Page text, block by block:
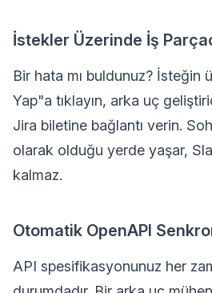
İstekler Üzerinde İş
Bir hata mı buldunuz? İsteğin
Yap"a tıklayın, arka uç
Jira biletine bağlantı verin.
olarak olduğu yerde yaşar,
kalmaz.
Otomatik OpenAPI
API spesifikasyonunuz her